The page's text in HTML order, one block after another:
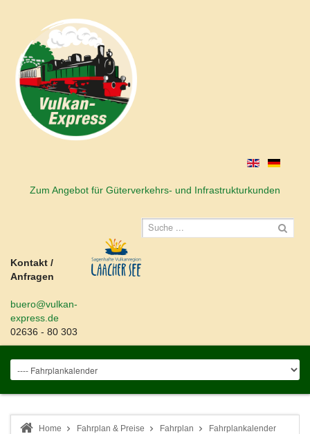
Zum Angebot für Güterverkehrs- und Infrastrukturkunden
Kontakt /
Anfragen
buero@vulkan-
express.de
02636 - 80 303
Home Fahrplan & Preise Fahrplan
Fahrplankalender